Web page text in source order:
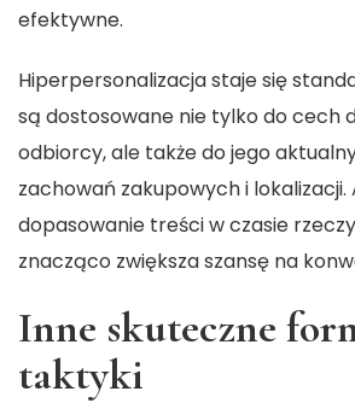
efektywne.
Hiperpersonalizacja staje się
są dostosowane nie tylko do cech
odbiorcy, ale także do jego
zachowań zakupowych i lokalizacji.
dopasowanie treści w czasie
znacząco zwiększa szansę na
Inne skuteczne
taktyki